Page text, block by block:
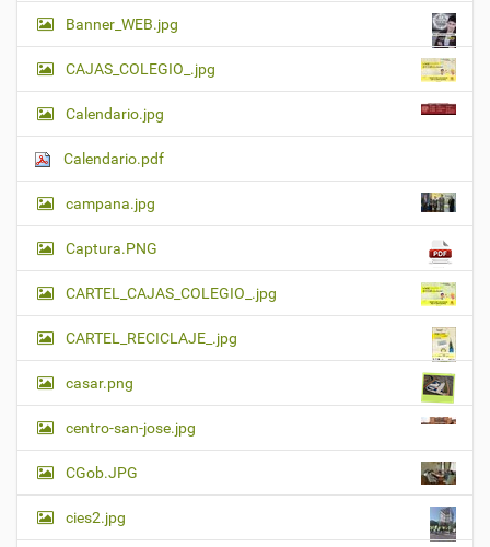
Banner_WEB.jpg
CAJAS_COLEGIO_.jpg
Calendario.jpg
Calendario.pdf
campana.jpg
Captura.PNG
CARTEL_CAJAS_COLEGIO_.jpg
CARTEL_RECICLAJE_.jpg
casar.png
centro-san-jose.jpg
CGob.JPG
cies2.jpg